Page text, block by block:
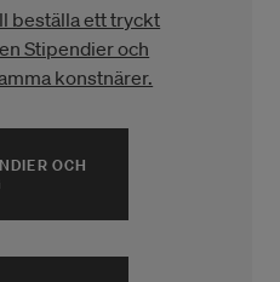
beställa ett tryckt
Stipendier och
konstnärer.
OCH